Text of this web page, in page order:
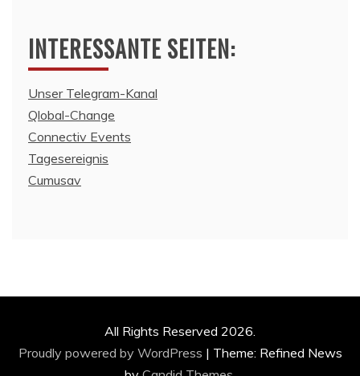
INTERESSANTE SEITEN:
Unser Telegram-Kanal
Qlobal-Change
Connectiv Events
Tagesereignis
Cumusav
All Rights Reserved 2026.
Proudly powered by WordPress | Theme: Refined News